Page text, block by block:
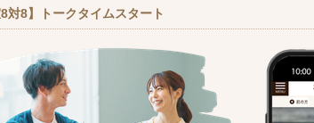
8対8】トークタイムスタート